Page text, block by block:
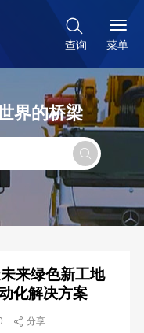

查询 菜单
界的桥梁

来绿色新工地
化解决方案
 分享